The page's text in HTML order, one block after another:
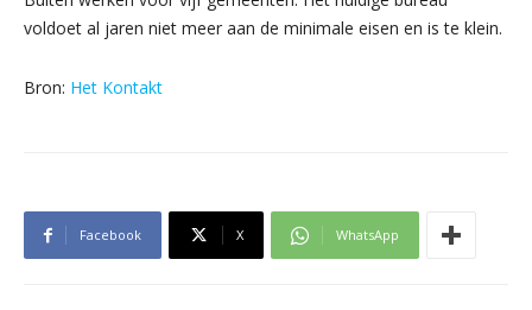
voldoet al jaren niet meer aan de minimale eisen en is te klein.
Bron: Het Kontakt
Facebook X WhatsApp